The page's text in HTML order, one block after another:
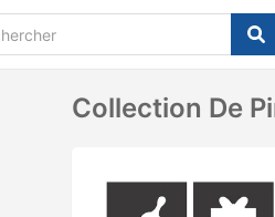
Collection De